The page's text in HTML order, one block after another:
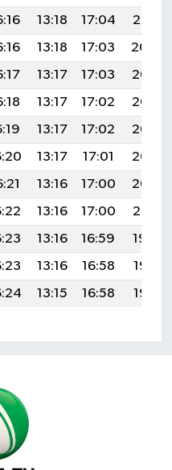
13:18 17:04
20:10
13:18 17:03
20:09
13:17 17:03
20:07
13:17 17:02
20:06
13:17 17:02
20:05
13:17 17:01
20:03
13:16 17:00
20:02
13:16 17:00
20:01
13:16 16:59
19:59
13:16 16:58
19:58
13:15 16:58 19:56